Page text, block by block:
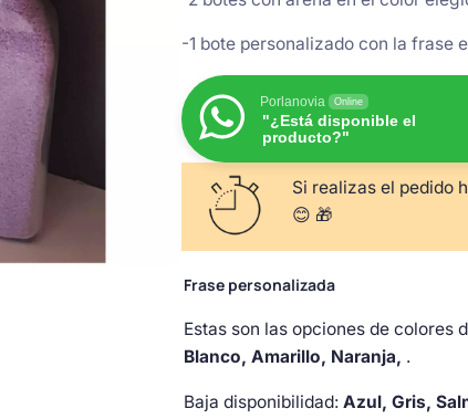
-1 bote personalizado con la frase
Porlanovia Online
"¿Está disponible el
producto?"
Si realizas el pedido
😊 🎁
Frase personalizada
Estas son las opciones de colores
Blanco, Amarillo, Naranja, .
Baja disponibilidad: Azul, Gris,